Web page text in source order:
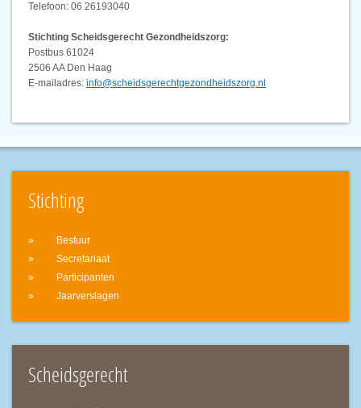
Telefoon: 06 26193040
Stichting Scheidsgerecht Gezondheidszorg:
Postbus 61024
2506 AA Den Haag
E-mailadres: info@scheidsgerechtgezondheidszorg.nl
Stichting
Bestuur
Secretariaat
Participanten
Jaarverslagen
Scheidsgerecht